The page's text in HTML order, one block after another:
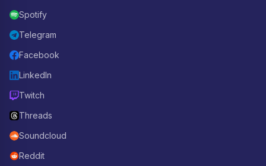
Spotify
Telegram
Facebook
LinkedIn
Twitch
Threads
Soundcloud
Reddit